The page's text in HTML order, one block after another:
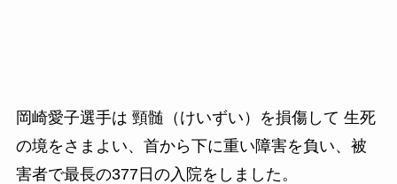
岡崎愛子選手は 頸髄（けいずい）を損傷して 生死
の境をさまよい、首から下に重い障害を負い、被
害者で最長の377日の入院をしました。